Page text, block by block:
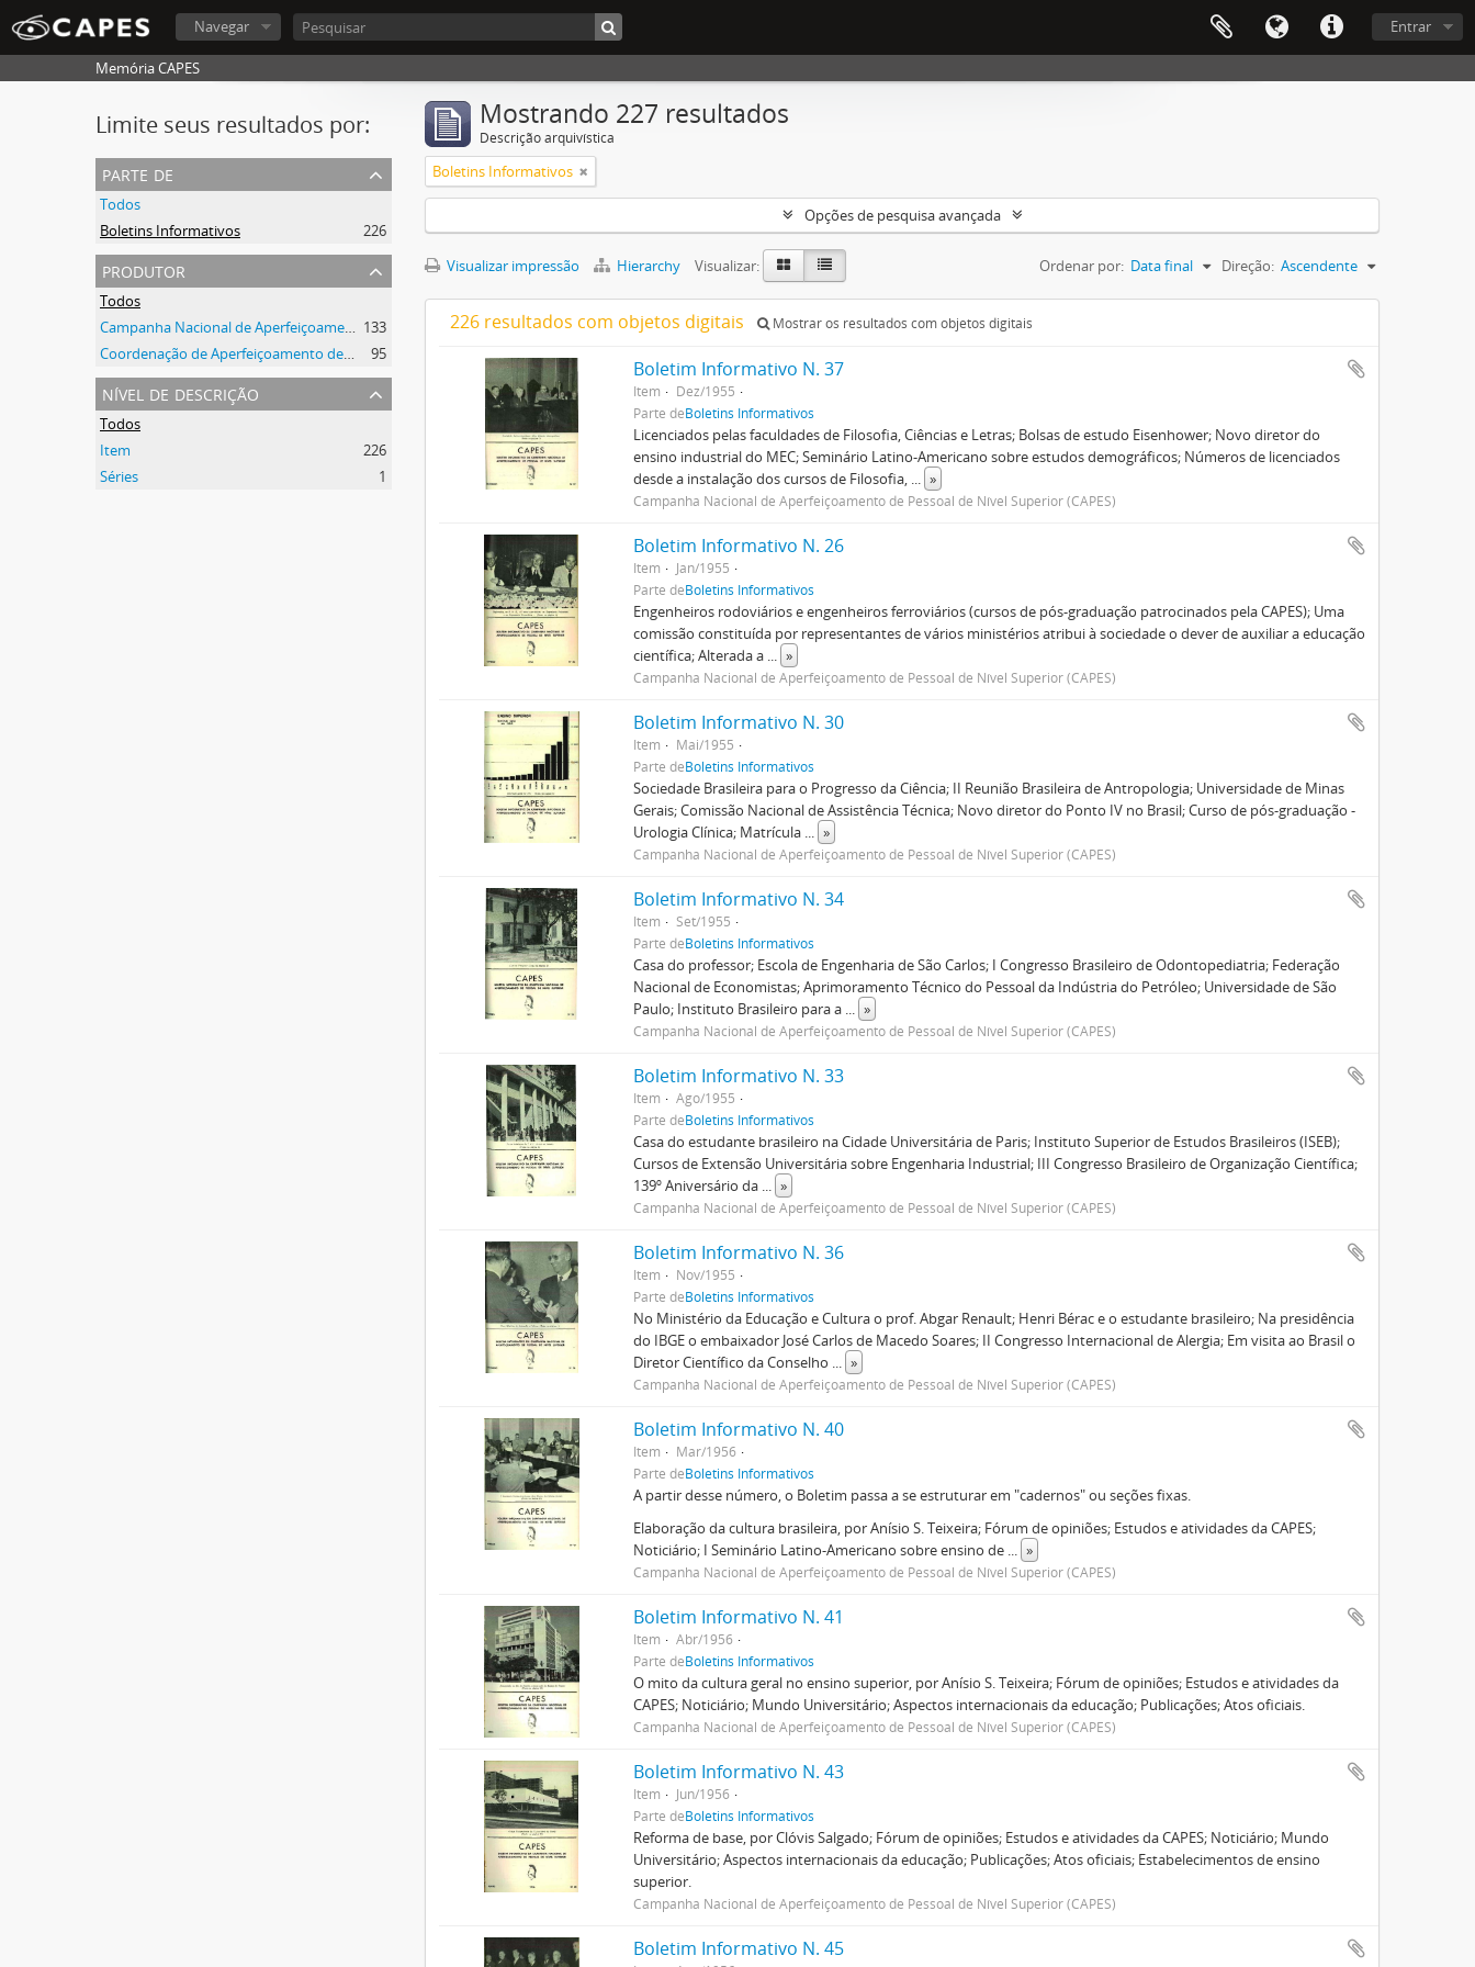
Entrar
Navegar
Memória CAPES
Limite seus resultados por:
parte de
Todos
Boletins Informativos
226
produtor
Todos
Campanha Nacional de Aperfeiçoamento de Pessoal de Nível Superior (CAPES) 133
Coordenação de Aperfeiçoamento de Pessoal de Nível Superior (CAPES)
95
nível de descrição
Todos
Item
226
Séries
1
Mostrando 227 resultados
Descrição arquivística
Boletins Informativos
Opções de pesquisa avançada
Visualizar impressão Hierarchy Visualizar: Ordenar por: Data final Direção: Ascendente
226 resultados com objetos digitais Mostrar os resultados com objetos digitais
Boletim Informativo N. 37
Item
Dez/1955
Parte deBoletins Informativos
Licenciados pelas faculdades de Filosofia, Ciências e Letras; Bolsas de estudo Eisenhower; Novo diretor do
ensino industrial do MEC; Seminário Latino-Americano sobre estudos demográficos; Números de licenciados
desde a instalação dos cursos de Filosofia, ... »
Campanha Nacional de Aperfeiçoamento de Pessoal de Nível Superior (CAPES)
Boletim Informativo N. 26
Item
Jan/1955
Parte deBoletins Informativos
Engenheiros rodoviários e engenheiros ferroviários (cursos de pós-graduação patrocinados pela CAPES); Uma
comissão constituída por representantes de vários ministérios atribui à sociedade o dever de auxiliar a educação
científica; Alterada a ... »
Campanha Nacional de Aperfeiçoamento de Pessoal de Nível Superior (CAPES)
Boletim Informativo N. 30
Item
Mai/1955
Parte deBoletins Informativos
Sociedade Brasileira para o Progresso da Ciência; II Reunião Brasileira de Antropologia; Universidade de Minas
Gerais; Comissão Nacional de Assistência Técnica; Novo diretor do Ponto IV no Brasil; Curso de pós-graduação -
Urologia Clínica; Matrícula ... »
Campanha Nacional de Aperfeiçoamento de Pessoal de Nível Superior (CAPES)
Boletim Informativo N. 34
Item
Set/1955
Parte deBoletins Informativos
Casa do professor; Escola de Engenharia de São Carlos; I Congresso Brasileiro de Odontopediatria; Federação
Nacional de Economistas; Aprimoramento Técnico do Pessoal da Indústria do Petróleo; Universidade de São
Paulo; Instituto Brasileiro para a ... »
Campanha Nacional de Aperfeiçoamento de Pessoal de Nível Superior (CAPES)
Boletim Informativo N. 33
Item
Ago/1955
Parte deBoletins Informativos
Casa do estudante brasileiro na Cidade Universitária de Paris; Instituto Superior de Estudos Brasileiros (ISEB);
Cursos de Extensão Universitária sobre Engenharia Industrial; III Congresso Brasileiro de Organização Científica;
139º Aniversário da ... »
Campanha Nacional de Aperfeiçoamento de Pessoal de Nível Superior (CAPES)
Boletim Informativo N. 36
Item
Nov/1955
Parte deBoletins Informativos
No Ministério da Educação e Cultura o prof. Abgar Renault; Henri Bérac e o estudante brasileiro; Na presidência
do IBGE o embaixador José Carlos de Macedo Soares; II Congresso Internacional de Alergia; Em visita ao Brasil o
Diretor Científico da Conselho ... »
Campanha Nacional de Aperfeiçoamento de Pessoal de Nível Superior (CAPES)
Boletim Informativo N. 40
Item
Mar/1956
Parte deBoletins Informativos
A partir desse número, o Boletim passa a se estruturar em "cadernos" ou seções fixas.
Elaboração da cultura brasileira, por Anísio S. Teixeira; Fórum de opiniões; Estudos e atividades da CAPES;
Noticiário; I Seminário Latino-Americano sobre ensino de ... »
Campanha Nacional de Aperfeiçoamento de Pessoal de Nível Superior (CAPES)
Boletim Informativo N. 41
Item
Abr/1956
Parte deBoletins Informativos
O mito da cultura geral no ensino superior, por Anísio S. Teixeira; Fórum de opiniões; Estudos e atividades da
CAPES; Noticiário; Mundo Universitário; Aspectos internacionais da educação; Publicações; Atos oficiais.
Campanha Nacional de Aperfeiçoamento de Pessoal de Nível Superior (CAPES)
Boletim Informativo N. 43
Item
Jun/1956
Parte deBoletins Informativos
Reforma de base, por Clóvis Salgado; Fórum de opiniões; Estudos e atividades da CAPES; Noticiário; Mundo
Universitário; Aspectos internacionais da educação; Publicações; Atos oficiais; Estabelecimentos de ensino
superior.
Campanha Nacional de Aperfeiçoamento de Pessoal de Nível Superior (CAPES)
Boletim Informativo N. 45